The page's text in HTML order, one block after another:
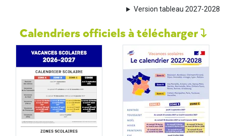
Version tableau 2027-2028
Calendriers officiels à télécharger